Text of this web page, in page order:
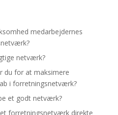
medarbejdernes
netværk?
du for at maksimere
i forretningsnetværk?
et godt netværk?
forretningsnetværk direkte